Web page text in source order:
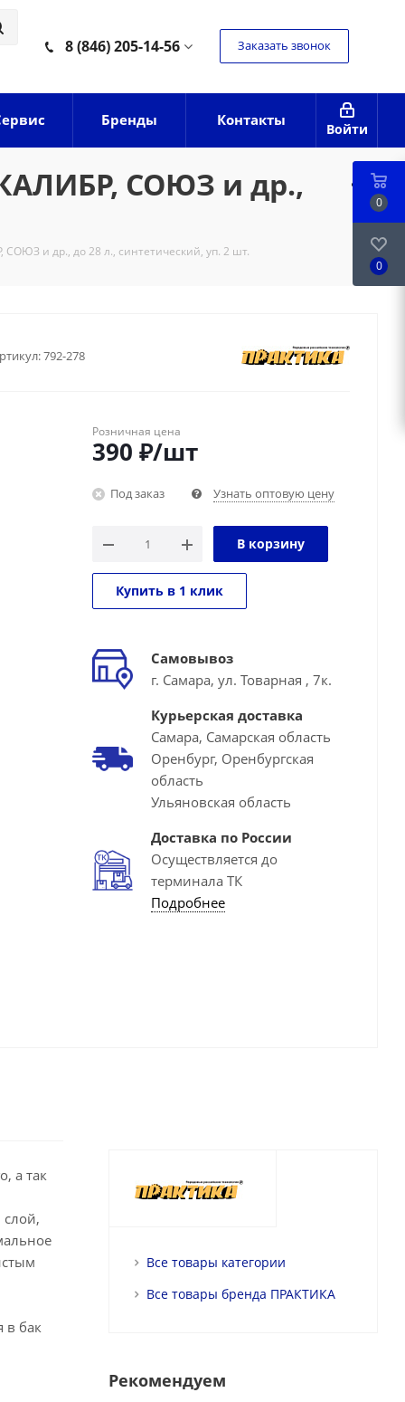
8 (846) 205-14-56 Заказать звонок
Войти
Бренды Контакты
СОЮЗ и др.,
и др., до 28 л., синтетический, уп. 2 шт.
792-278
Розничная цена
390 ₽/шт
Под заказ Узнать оптовую цену
В корзину
Купить в 1 клик
Самовывоз
г. Самара, ул. Товарная , 7к.
Курьерская доставка
Самара, Самарская область
Оренбург, Оренбургская
область
Ульяновская область
Доставка по России
Осуществляется до
терминала ТК
Подробнее
а так
в бак
Все товары категории
Все товары бренда ПРАКТИКА
Рекомендуем
0
0